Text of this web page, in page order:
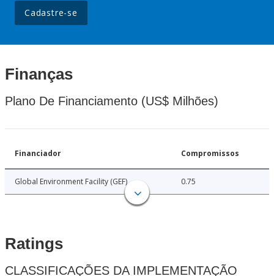
Cadastre-se
Finanças
Plano De Financiamento (US$ Milhões)
Financiador Compromissos
Global Environment Facility (GEF) 0.75
Ratings
CLASSIFICAÇÕES DA IMPLEMENTAÇÃO